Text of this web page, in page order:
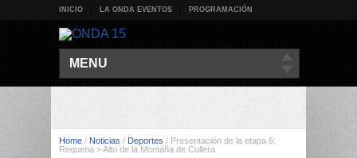
INICIO LA ONDA EVENTOS PROGRAMACIÓN
MENU
Home / Noticias / Deportes / Presentación de la etapa 6:
Requena > Alto de la Montaña de Cullera